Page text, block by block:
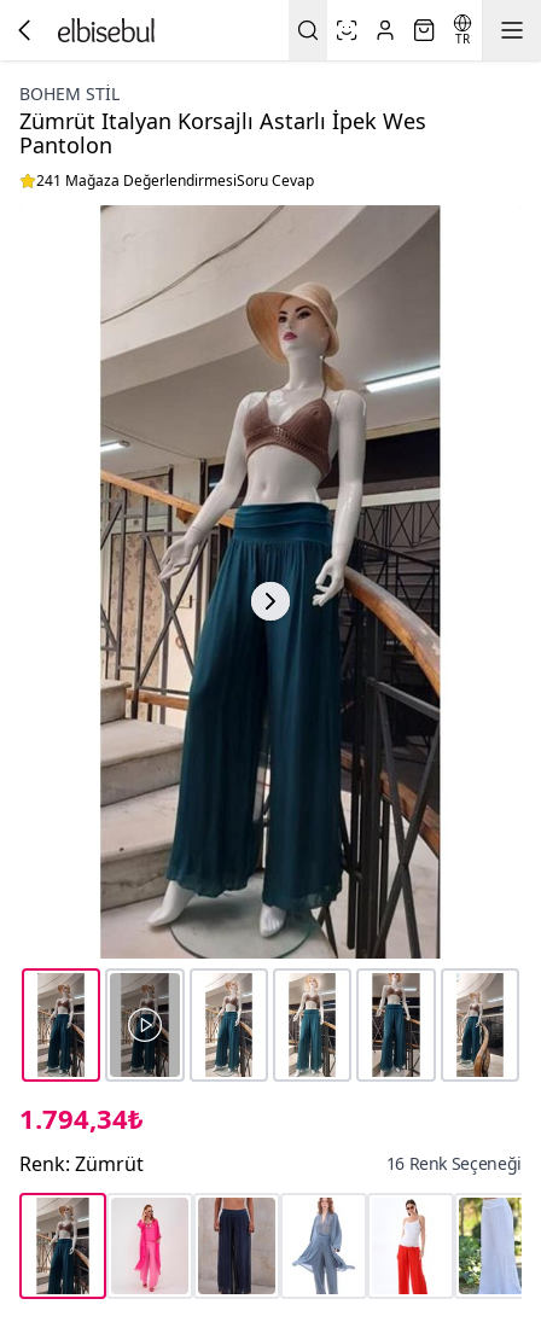
TR
BOHEM STIL
Zümrüt Italyan Korsajlı Astarlı İpek Wes
Pantolon
241 Mağaza DeğerlendirmesiSoru Cevap
1.794,34₺
Renk: Zümrüt 16 Renk Seçeneği